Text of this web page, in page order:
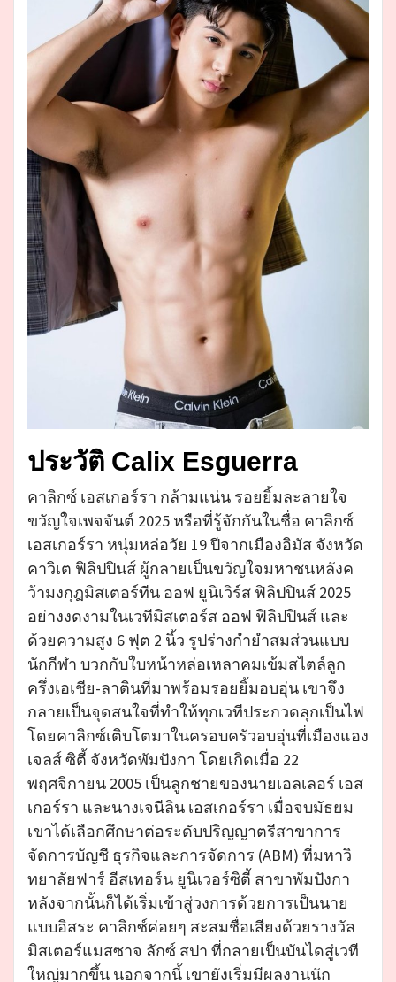
ประวัติ Calix Esguerra
คาลิกซ์ เอสเกอร์รา กล้ามแน่น รอยยิ้มละลายใจ
ขวัญใจเพจจันต์ 2025 หรือที่รู้จักกันในชื่อ คาลิกซ์
เอสเกอร์รา หนุ่มหล่อวัย 19 ปีจากเมืองอิมัส จังหวัด
คาวิเต ฟิลิปปินส์ ผู้กลายเป็นขวัญใจมหาชนหลังค
ว้ามงกุฎมิสเตอร์ทีน ออฟ ยูนิเวิร์ส ฟิลิปปินส์ 2025
อย่างงดงามในเวทีมิสเตอร์ส ออฟ ฟิลิปปินส์ และ
ด้วยความสูง 6 ฟุต 2 นิ้ว รูปร่างกำยำสมส่วนแบบ
นักกีฬา บวกกับใบหน้าหล่อเหลาคมเข้มสไตล์ลูก
ครึ่งเอเชีย-ลาตินที่มาพร้อมรอยยิ้มอบอุ่น เขาจึง
กลายเป็นจุดสนใจที่ทำให้ทุกเวทีประกวดลุกเป็นไฟ
โดยคาลิกซ์เติบโตมาในครอบครัวอบอุ่นที่เมืองแอง
เจลส์ ซิตี้ จังหวัดพัมปังกา โดยเกิดเมื่อ 22
พฤศจิกายน 2005 เป็นลูกชายของนายเอลเลอร์ เอส
เกอร์รา และนางเจนีลิน เอสเกอร์รา เมื่อจบมัธยม
เขาได้เลือกศึกษาต่อระดับปริญญาตรีสาขาการ
จัดการบัญชี ธุรกิจและการจัดการ (ABM) ที่มหาวิ
ทยาลัยฟาร์ อีสเทอร์น ยูนิเวอร์ซิตี้ สาขาพัมปังกา
หลังจากนั้นก็ได้เริ่มเข้าสู่วงการด้วยการเป็นนาย
แบบอิสระ คาลิกซ์ค่อยๆ สะสมชื่อเสียงด้วยรางวัล
มิสเตอร์แมสซาจ ลักซ์ สปา ที่กลายเป็นบันไดสู่เวที
ใหญ่มากขึ้น นอกจากนี้ เขายังเริ่มมีผลงานนัก